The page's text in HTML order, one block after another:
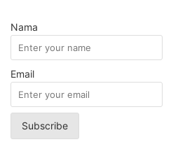
Nama
Email